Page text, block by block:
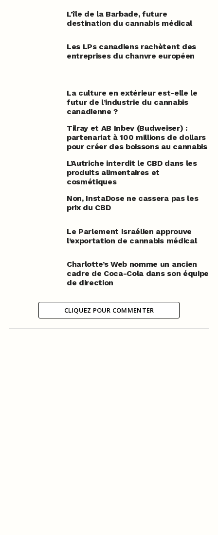
L’île de la Barbade, future
destination du cannabis médical
Les LPs canadiens rachètent des
entreprises du chanvre européen
La culture en extérieur est-elle le
futur de l’industrie du cannabis
canadienne ?
Tilray et AB Inbev (Budweiser) :
partenariat à 100 millions de dollars
pour créer des boissons au cannabis
L’Autriche interdit le CBD dans les
produits alimentaires et
cosmétiques
Non, InstaDose ne cassera pas les
prix du CBD
Le Parlement Israélien approuve
l’exportation de cannabis médical
Charlotte’s Web nomme un ancien
cadre de Coca-Cola dans son équipe
de direction
CLIQUEZ POUR COMMENTER